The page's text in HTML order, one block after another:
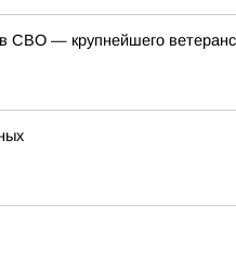
— крупнейшего